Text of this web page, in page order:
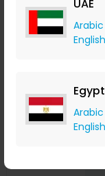
UAE
Arabic
English
Egypt
Arabic
English